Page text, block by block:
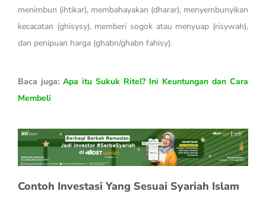
menimbun (ihtikar), membahayakan (dharar), menyembunyikan
kecacatan (ghisysy), memberi sogok atau menyuap (risywah),
dan penipuan harga (ghabn/ghabn fahisy).
Baca juga: Apa itu Sukuk Ritel? Ini Keuntungan dan Cara
Membeli
Contoh Investasi Yang Sesuai Syariah Islam